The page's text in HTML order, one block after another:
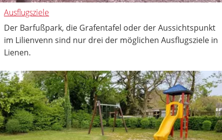
Ausflugsziele
Der Barfußpark, die Grafentafel oder der Aussichtspunkt
im Lilienvenn sind nur drei der möglichen Ausflugsziele in
Lienen.